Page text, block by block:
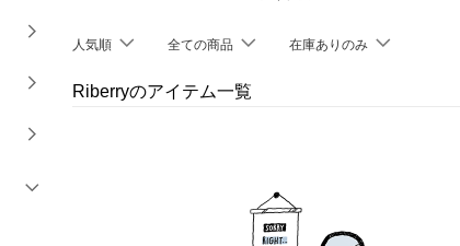
人気順 全ての商品 在庫ありのみ
Riberryのアイテム一覧